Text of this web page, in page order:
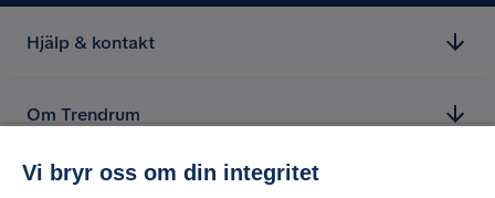
Hjälp & kontakt
Om Trendrum
Vi bryr oss om din integritet